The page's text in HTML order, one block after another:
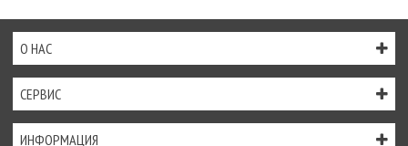
О НАС
СЕРВИС
ИНФОРМАЦИЯ